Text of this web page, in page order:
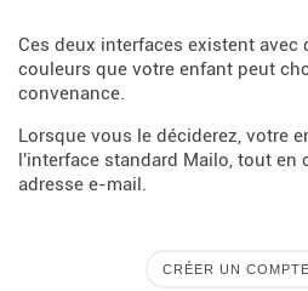
Ces deux interfaces existent
couleurs que votre enfant peut
convenance.
Lorsque vous le déciderez, votre
l'interface standard Mailo, tout en
adresse e-mail.
CRÉER UN